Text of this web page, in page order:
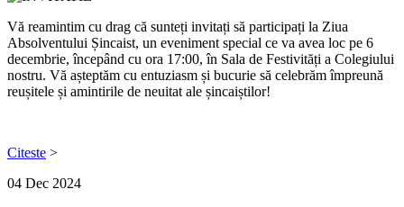
Vă reamintim cu drag că sunteți invitați să participați la Ziua
Absolventului Șincaist, un eveniment special ce va avea loc pe 6
decembrie, începând cu ora 17:00, în Sala de Festivități a Colegiului
nostru. Vă așteptăm cu entuziasm și bucurie să celebrăm împreună
reușitele și amintirile de neuitat ale șincaiștilor!
Citeste >
04 Dec 2024